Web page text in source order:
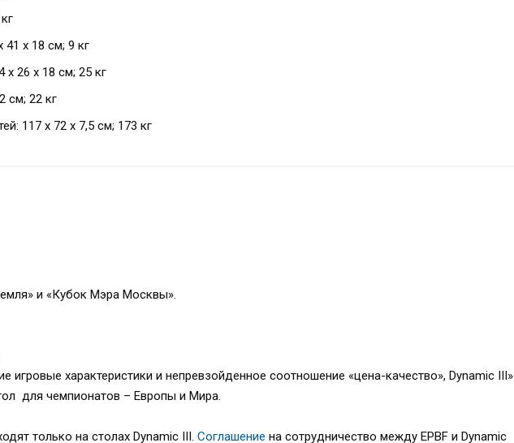
х 18 см; 9 кг
26 х 18 см; 25 кг
см; 22 кг
117 х 72 х 7,5 см; 173 кг
и «Кубок Мэра Москвы».
игровые характеристики и непревзойденное соотношение «цена-качество», Dynamic III»
для чемпионатов – Европы и Мира.
только на столах Dynamic III. Соглашение на сотрудничество между EPBF и Dynamic